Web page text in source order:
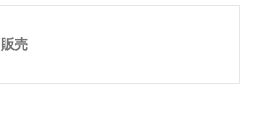
販売